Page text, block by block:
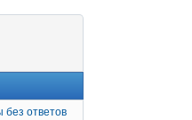
без ответов